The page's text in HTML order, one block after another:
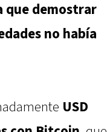
que demostrar
no había
USD